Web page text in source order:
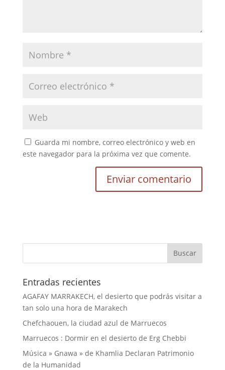
Guarda mi nombre, correo electrónico y web en
este navegador para la próxima vez que comente.
Entradas recientes
AGAFAY MARRAKECH, el desierto que podrás visitar a
tan solo una hora de Marakech
Chefchaouen, la ciudad azul de Marruecos
Marruecos : Dormir en el desierto de Erg Chebbi
Música » Gnawa » de Khamlia Declaran Patrimonio
de la Humanidad